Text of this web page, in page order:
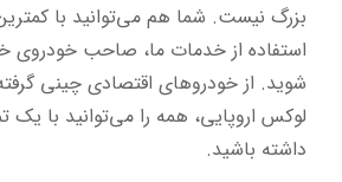
بزرگ نیست. شما هم می‌توانید با
استفاده از خدمات ما، صاحب خودروی
شوید. از خودروهای اقتصادی چینی
لوکس اروپایی، همه را می‌توانید با یک
داشته باشید.